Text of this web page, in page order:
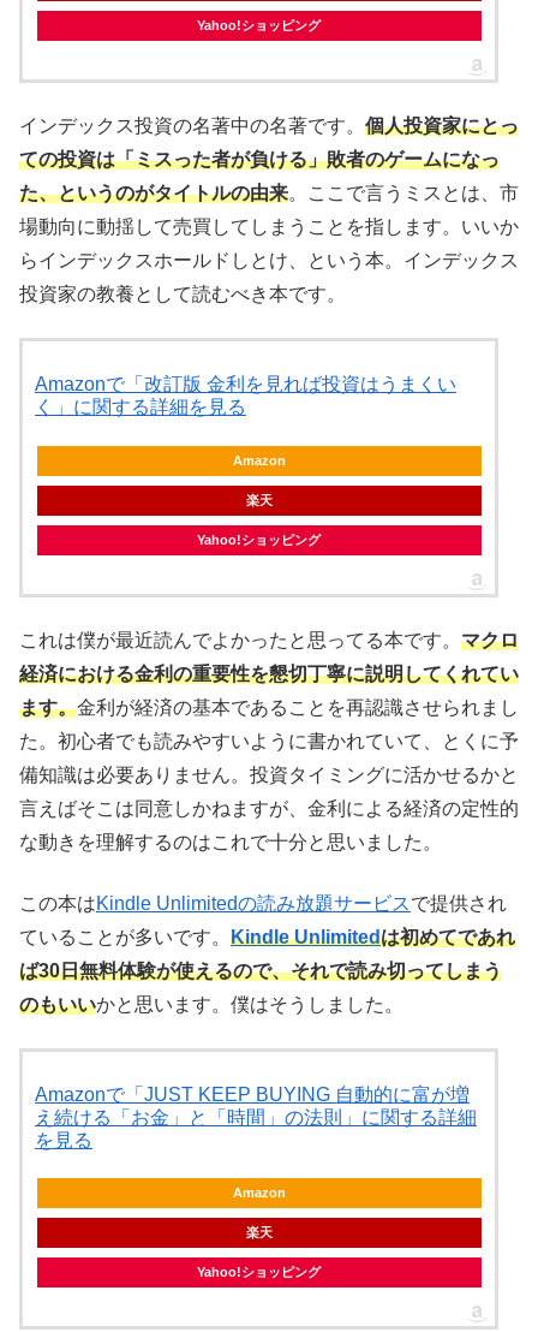
Yahoo!ショッピング
インデックス投資の名著中の名著です。 個人投資家にとっ
ての投資は「ミスった者が負ける」敗者のゲームになっ
た、というのがタイトルの由来。ここで言うミスとは、市
場動向に動揺して売買してしまうことを指します。いいか
らインデックスホールドしとけ、という本。インデックス
投資家の教養として読むべき本です。
Amazonで「改訂版 金利を見れば投資はうまくい
く」に関する詳細を見る
Amazon
楽天
Yahoo!ショッピング
これは僕が最近読んでよかったと思ってる本です。 マクロ
経済における金利の重要性を懇切丁寧に説明してくれてい
ます。金利が経済の基本であることを再認識させられまし
た。初心者でも読みやすいように書かれていて、とくに予
備知識は必要ありません。投資タイミングに活かせるかと
言えばそこは同意しかねますが、金利による経済の定性的
な動きを理解するのはこれで十分と思いました。
この本はKindle Unlimitedの読み放題サービスで提供され
ていることが多いです。 Kindle Unlimitedは初めてであれ
ば30日無料体験が使えるので、それで読み切ってしまう
のもいいかと思います。僕はそうしました。
Amazonで「JUST KEEP BUYING 自動的に富が増
え続ける「お金」と「時間」の法則」に関する詳細
を見る
Amazon
楽天
Yahoo!ショッピング